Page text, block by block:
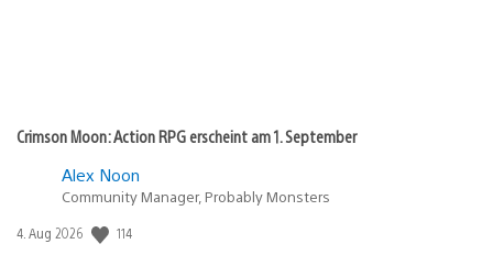
Crimson Moon: Action RPG erscheint am 1. September
Alex Noon
Community Manager, Probably Monsters
Veröffentlichungsdatum:
4. Aug 2026 114